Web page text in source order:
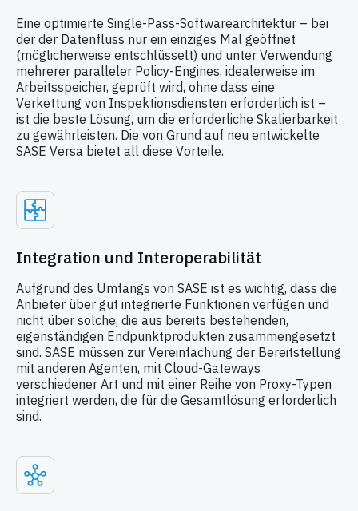
Eine optimierte Single-Pass-Softwarearchitektur – bei
der der Datenfluss nur ein einziges Mal geöffnet
(möglicherweise entschlüsselt) und unter Verwendung
mehrerer paralleler Policy-Engines, idealerweise im
Arbeitsspeicher, geprüft wird, ohne dass eine
Verkettung von Inspektionsdiensten erforderlich ist –
ist die beste Lösung, um die erforderliche Skalierbarkeit
zu gewährleisten. Die von Grund auf neu entwickelte
SASE Versa bietet all diese Vorteile.
Integration und Interoperabilität
Aufgrund des Umfangs von SASE ist es wichtig, dass die
Anbieter über gut integrierte Funktionen verfügen und
nicht über solche, die aus bereits bestehenden,
eigenständigen Endpunktprodukten zusammengesetzt
sind. SASE müssen zur Vereinfachung der Bereitstellung
mit anderen Agenten, mit Cloud-Gateways
verschiedener Art und mit einer Reihe von Proxy-Typen
integriert werden, die für die Gesamtlösung erforderlich
sind.